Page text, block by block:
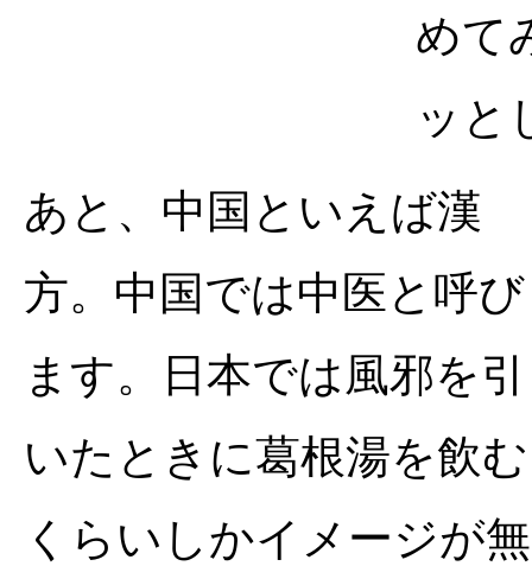
めて
ッと
あと、中国といえば漢
方。中国では中医と呼び
ます。日本では風邪を引
いたときに葛根湯を飲む
くらいしかイメージが無